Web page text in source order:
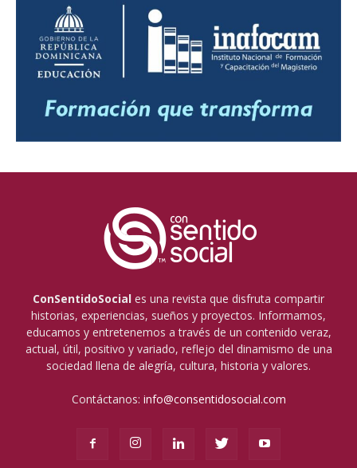
ConSentidoSocial es una revista que disfruta compartir
historias, experiencias, sueños y proyectos. Informamos,
educamos y entretenemos a través de un contenido veraz,
actual, útil, positivo y variado, reflejo del dinamismo de una
sociedad llena de alegría, cultura, historia y valores.
Contáctanos: info@consentidosocial.com